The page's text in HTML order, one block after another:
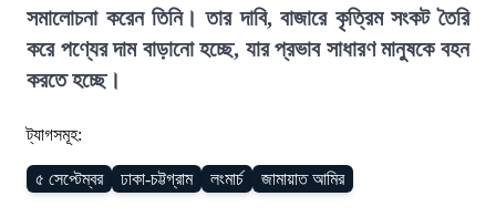
সমালোচনা করেন তিনি। তার দাবি, বাজারে কৃত্রিম সংকট তৈরি
করে পণ্যের দাম বাড়ানো হচ্ছে, যার প্রভাব সাধারণ মানুষকে বহন
করতে হচ্ছে।
ট্যাগসমূহ:
৫ সেপ্টেম্বর ঢাকা-চট্টগ্রাম লংমার্চ জামায়াত আমির